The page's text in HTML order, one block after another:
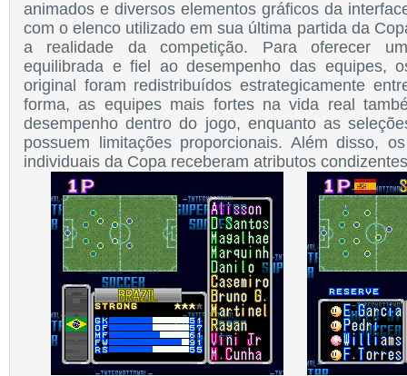
animados e diversos elementos gráficos da
com o elenco utilizado em sua última partida da
a realidade da competição. Para oferecer
equilibrada e fiel ao desempenho das equipes,
original foram redistribuídos estrategicamente
forma, as equipes mais fortes na vida real
desempenho dentro do jogo, enquanto as
possuem limitações proporcionais. Além disso,
individuais da Copa receberam atributos